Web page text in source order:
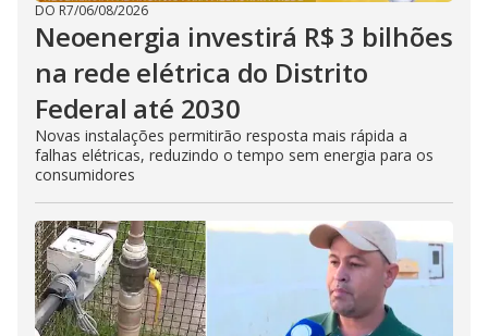
DO R7/06/08/2026
Neoenergia investirá R$ 3 bilhões
na rede elétrica do Distrito
Federal até 2030
Novas instalações permitirão resposta mais rápida a
falhas elétricas, reduzindo o tempo sem energia para os
consumidores